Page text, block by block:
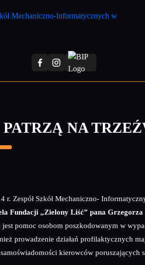
NA
r. Zespół Szkół Mechaniczno-
Fundacji „Zielony Liść” pana Grzegorza
pomoc osobom poszkodowanym w
prowadzenie działań profilaktycznych
kierowców poruszających